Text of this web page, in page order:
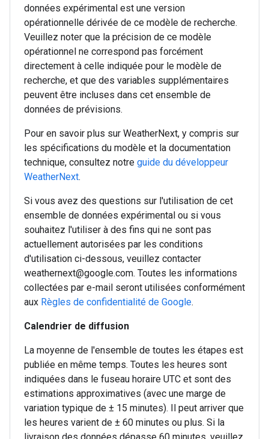
données expérimental est une version
opérationnelle dérivée de ce modèle de recherche.
Veuillez noter que la précision de ce modèle
opérationnel ne correspond pas forcément
directement à celle indiquée pour le modèle de
recherche, et que des variables supplémentaires
peuvent être incluses dans cet ensemble de
données de prévisions.
Pour en savoir plus sur WeatherNext, y compris sur
les spécifications du modèle et la documentation
technique, consultez notre guide du développeur
WeatherNext.
Si vous avez des questions sur l'utilisation de cet
ensemble de données expérimental ou si vous
souhaitez l'utiliser à des fins qui ne sont pas
actuellement autorisées par les conditions
d'utilisation ci-dessous, veuillez contacter
weathernext@google.com. Toutes les informations
collectées par e-mail seront utilisées conformément
aux Règles de confidentialité de Google.
Calendrier de diffusion
La moyenne de l'ensemble de toutes les étapes est
publiée en même temps. Toutes les heures sont
indiquées dans le fuseau horaire UTC et sont des
estimations approximatives (avec une marge de
variation typique de ± 15 minutes). Il peut arriver que
les heures varient de ± 60 minutes ou plus. Si la